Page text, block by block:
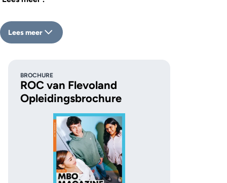
Lees meer
BROCHURE
ROC van Flevoland
Opleidingsbrochure